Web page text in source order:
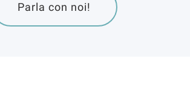
Parla con noi!